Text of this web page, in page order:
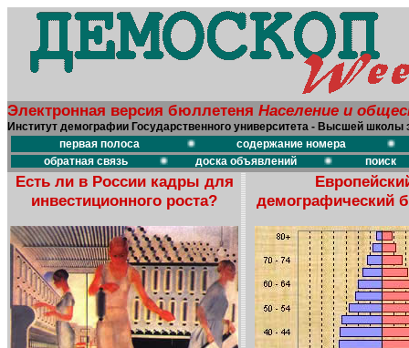
Электронная версия бюллетеня Население и
Институт демографии Государственного университета - Высшей школы
первая полоса
содержание номера
обратная связь
доска объявлений поиск
Есть ли в России кадры для
инвестиционного роста?
демографический